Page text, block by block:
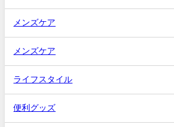
メンズケア
メンズケア
ライフスタイル
便利グッズ